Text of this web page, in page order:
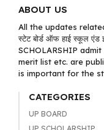
ABOUT US
All the updates
स्टेट बोर्ड ऑफ हाई स्कूल
SCHOLARSHIP
merit list etc. are
is important for the
CATEGORIES
UP BOARD